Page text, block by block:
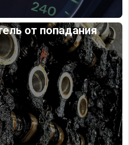
от попадания